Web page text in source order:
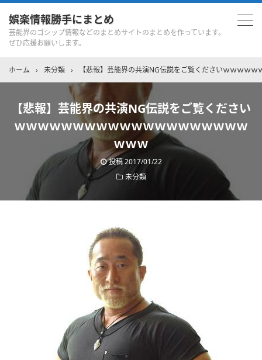
娯楽情報勝手にまとめ
芸能界のゴシップ情報などのまとめサイトのまとめを作っています。
ぜひ応援お願いします。
ホーム › 未分類 › 【悲報】芸能界の共演NG伝説をご覧くださいｗｗｗｗ
【悲報】芸能界の共演NG伝説をご覧ください
ｗｗｗｗｗｗｗｗｗｗｗｗｗｗｗｗｗｗｗｗ
ｗｗｗ
投稿2017/01/22
未分類